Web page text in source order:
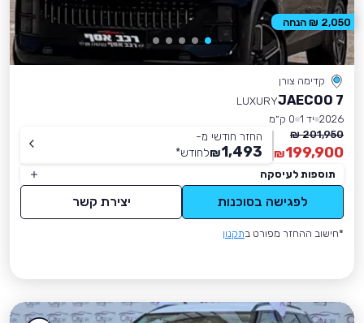
קדימה צורן
JAECOO 7
LUXURY
2026 יד 1
0 ק״מ
201,950 ₪
199,900
₪
החזר חודשי מ-
1,493
₪לחודש*
תוספות לעיסקה
לפגישה בסוכנות יצירת קשר
*חישוב ההחזר מפורט בתקנון
2,050 ₪ הנחה